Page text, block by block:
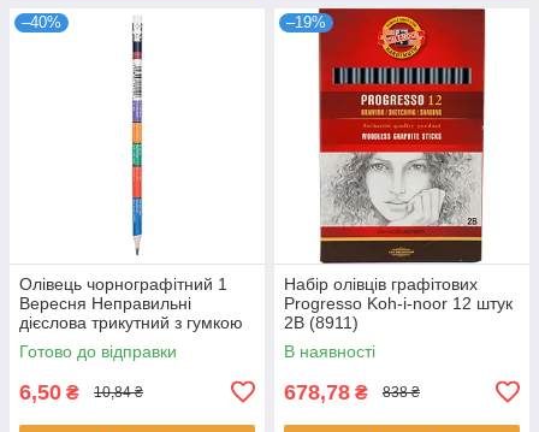
–40%
Олівець чорнографітний 1
Вересня Неправильні
дієслова трикутний з гумкою
(280591)
Готово до відправки
6,50 ₴ 10,84 ₴
–19%
Набір олівців графітових
Progresso Koh-i-noor 12 штук
2В (8911)
В наявності
678,78 ₴ 838 ₴